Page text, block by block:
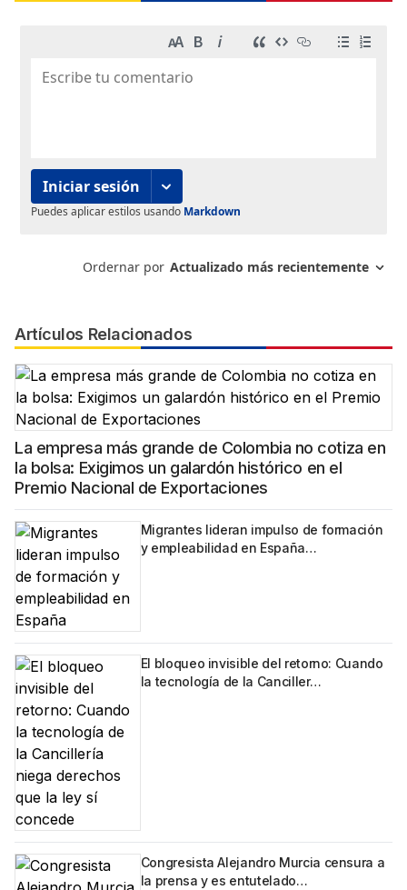
Artículos Relacionados
La empresa más grande de Colombia no cotiza en
la bolsa: Exigimos un galardón histórico en el
Premio Nacional de Exportaciones
Migrantes lideran impulso de formación
y empleabilidad en España…
El bloqueo invisible del retorno: Cuando
la tecnología de la Canciller…
Congresista Alejandro Murcia censura a
la prensa y es entutelado…